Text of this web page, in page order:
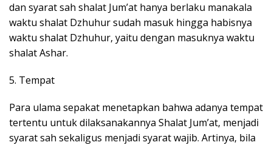
dan syarat sah shalat Jum’at hanya berlaku manakala
waktu shalat Dzhuhur sudah masuk hingga habisnya
waktu shalat Dzhuhur, yaitu dengan masuknya waktu
shalat Ashar.
5. Tempat
Para ulama sepakat menetapkan bahwa adanya tempat
tertentu untuk dilaksanakannya Shalat Jum’at, menjadi
syarat sah sekaligus menjadi syarat wajib. Artinya, bila